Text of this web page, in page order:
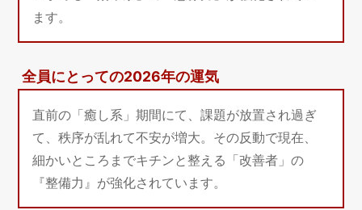
ます。
全員にとっての2026年の運気
直前の「癒し系」期間にて、課題が放置され過ぎ
て、秩序が乱れて不安が増大。その反動で現在、
細かいところまでキチンと整える「改善者」の
『整備力』が強化されています。